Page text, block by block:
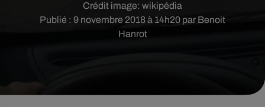
Publié : 9 novembre 2018 à 14h20 par Benoit
Hanrot
Crédit image: wikipédia